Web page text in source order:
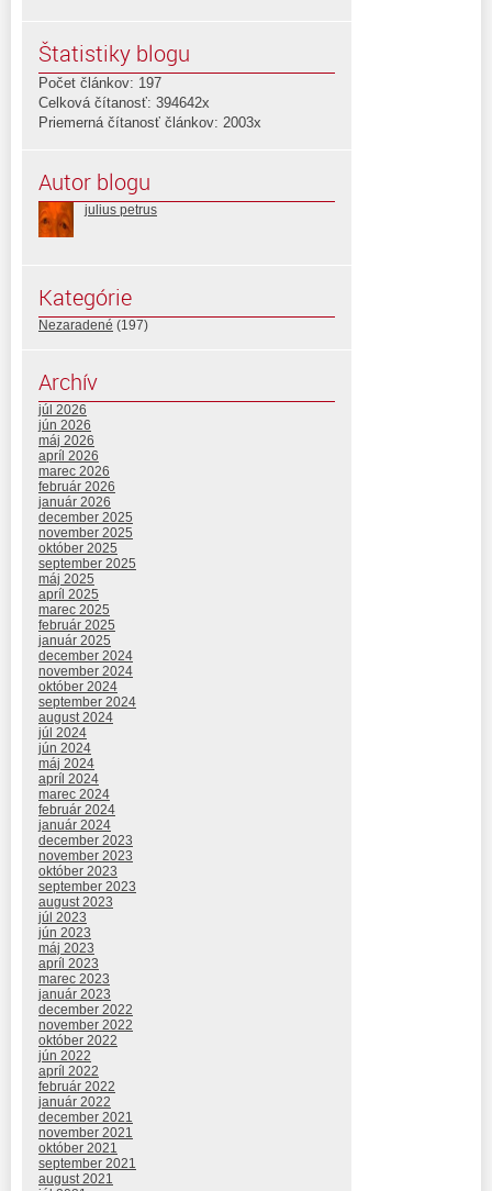
Štatistiky blogu
Počet článkov: 197
Celková čítanosť: 394642x
Priemerná čítanosť článkov: 2003x
Autor blogu
julius petrus
Kategórie
Nezaradené (197)
Archív
júl 2026
jún 2026
máj 2026
apríl 2026
marec 2026
február 2026
január 2026
december 2025
november 2025
október 2025
september 2025
máj 2025
apríl 2025
marec 2025
február 2025
január 2025
december 2024
november 2024
október 2024
september 2024
august 2024
júl 2024
jún 2024
máj 2024
apríl 2024
marec 2024
február 2024
január 2024
december 2023
november 2023
október 2023
september 2023
august 2023
júl 2023
jún 2023
máj 2023
apríl 2023
marec 2023
január 2023
december 2022
november 2022
október 2022
jún 2022
apríl 2022
február 2022
január 2022
december 2021
november 2021
október 2021
september 2021
august 2021